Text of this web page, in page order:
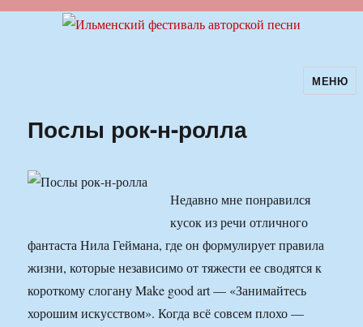
Ильменский фестиваль авторскойМЕНЮ
Послы рок-н-ролла
Недавно мне понравился
кусок из речи отличного
фантаста Нила Геймана, где он формулирует правила
жизни, которые независимо от тяжести ее сводятся к
короткому слогану Make good art — «Занимайтесь
хорошим искусством». Когда всё совсем плохо —